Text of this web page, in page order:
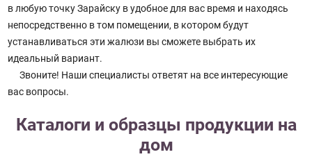
в любую точку Зарайску в удобное для вас время и находясь
непосредственно в том помещении, в котором будут
устанавливаться эти жалюзи вы сможете выбрать их
идеальный вариант.
Звоните! Наши специалисты ответят на все интересующие
вас вопросы.
Каталоги и образцы продукции на
дом